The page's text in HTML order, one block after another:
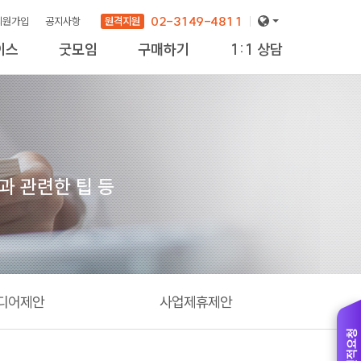
원가입 공지사항 원격지원 02-3149-4811
스 굿모임 구매하기 1:1 상담
관련한 팁 등
어제안 사업제휴제안 견적